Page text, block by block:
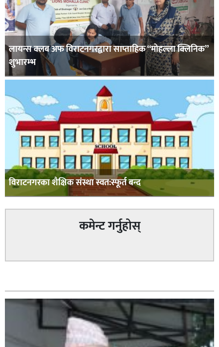
लायन्स क्लब अफ विराटनगरद्वारा साप्ताहिक “मोहल्ला क्लिनिक”
शुभारम्भ
विराटनगरका शैक्षिक संस्था स्वत:स्फूर्त बन्द
कमेन्ट गर्नुहोस्